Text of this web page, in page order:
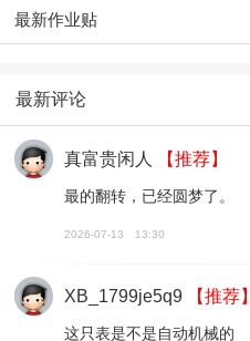
最新作业贴
最新评论
真富贵闲人 【推荐】
最的翻转，已经圆梦了。
2026-07-13 13:30
XB_1799je5q9 【推荐】
这只表是不是自动机械的